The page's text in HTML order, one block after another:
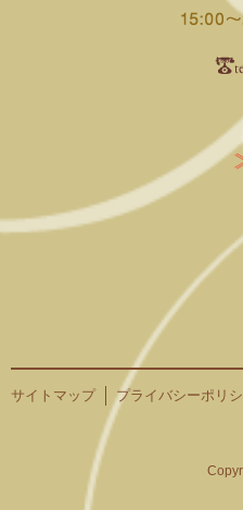
サイトマップ プライバシーポリ